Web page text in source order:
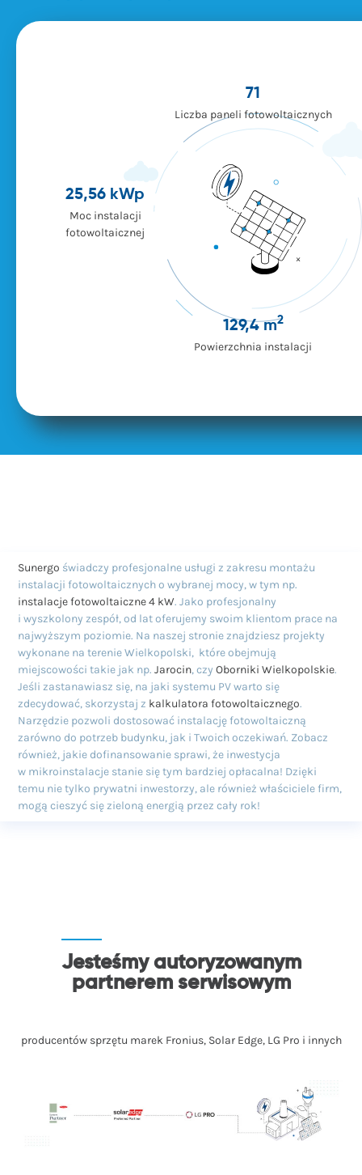
71
Liczba paneli fotowoltaicznych
129,4 m2
Powierzchnia instalacji
25,56 kWp
Moc instalacji
fotowoltaicznej
Sunergo świadczy profesjonalne usługi z zakresu montażu
instalacji fotowoltaicznych o wybranej mocy, w tym np.
instalacje fotowoltaiczne 4 kW. Jako profesjonalny
i wyszkolony zespół, od lat oferujemy swoim klientom prace na
najwyższym poziomie. Na naszej stronie znajdziesz projekty
wykonane na terenie Wielkopolski, które obejmują
miejscowości takie jak np.Jarocin, czyOborniki Wielkopolskie.
Jeśli zastanawiasz się, na jaki systemu PV warto się
zdecydować, skorzystaj z kalkulatora fotowoltaicznego.
Narzędzie pozwoli dostosować instalację fotowoltaiczną
zarówno do potrzeb budynku, jak i Twoich oczekiwań. Zobacz
również, jakie dofinansowanie sprawi, że inwestycja
w mikroinstalacje stanie się tym bardziej opłacalna! Dzięki
temu nie tylko prywatni inwestorzy, ale również właściciele firm,
mogą cieszyć się zieloną energią przez cały rok!
Jesteśmy autoryzowanym
partnerem serwisowym
producentów sprzętu marek Fronius, Solar Edge, LG Pro i innych